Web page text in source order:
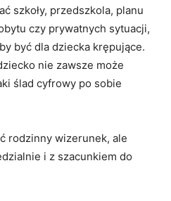
szkoły, przedszkola, planu
czy prywatnych sytuacji,
być dla dziecka krępujące.
nie zawsze może
ślad cyfrowy po sobie
rodzinny wizerunek, ale
i z szacunkiem do